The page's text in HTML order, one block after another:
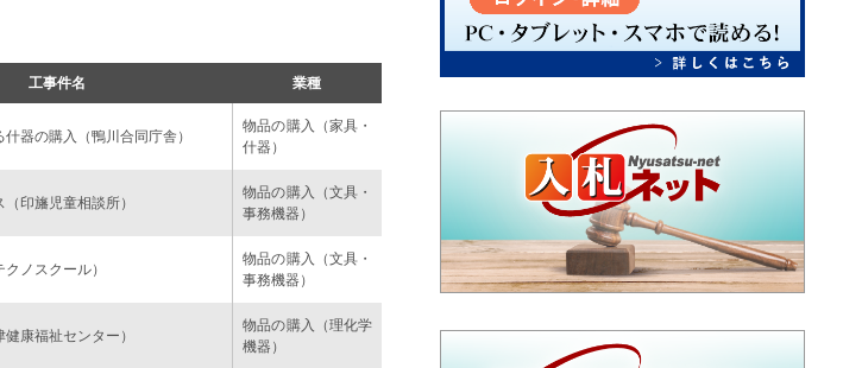
工事件名 業種
器の購入（鴨川合同庁舎）
物品の購入（家具・
什器）
印旛児童相談所）
物品の購入（文具・
事務機器）
ノスクール）
物品の購入（文具・
事務機器）
康福祉センター）
物品の購入（理化学
機器）